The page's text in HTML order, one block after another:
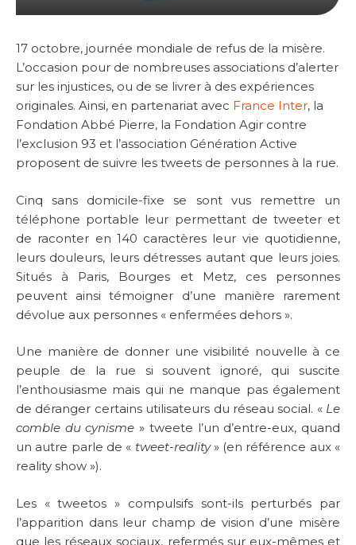
17 octobre, journée mondiale de refus de la misère.
L’occasion pour de nombreuses associations d’alerter
sur les injustices, ou de se livrer à des expériences
originales. Ainsi, en partenariat avec France Inter, la
Fondation Abbé Pierre, la Fondation Agir contre
l’exclusion 93 et l’association Génération Active
proposent de suivre les tweets de personnes à la rue.
Cinq sans domicile-fixe se sont vus remettre un
téléphone portable leur permettant de tweeter et
de raconter en 140 caractères leur vie quotidienne,
leurs douleurs, leurs détresses autant que leurs joies.
Situés à Paris, Bourges et Metz, ces personnes
peuvent ainsi témoigner d’une manière rarement
dévolue aux personnes « enfermées dehors ».
Une manière de donner une visibilité nouvelle à ce
peuple de la rue si souvent ignoré, qui suscite
l’enthousiasme mais qui ne manque pas également
de déranger certains utilisateurs du réseau social. « Le
comble du cynisme » tweete l’un d’entre-eux, quand
un autre parle de « tweet-reality» (en référence aux «
reality show »).
Les « tweetos » compulsifs sont-ils perturbés par
l’apparition dans leur champ de vision d’une misère
que les réseaux sociaux, refermés sur eux-mêmes et